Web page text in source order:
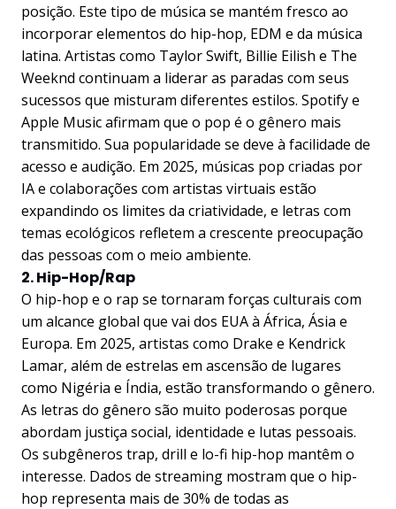
posição. Este tipo de música se mantém fresco ao
incorporar elementos do hip-hop, EDM e da música
latina. Artistas como Taylor Swift, Billie Eilish e The
Weeknd continuam a liderar as paradas com seus
sucessos que misturam diferentes estilos. Spotify e
Apple Music afirmam que o pop é o gênero mais
transmitido. Sua popularidade se deve à facilidade de
acesso e audição. Em 2025, músicas pop criadas por
IA e colaborações com artistas virtuais estão
expandindo os limites da criatividade, e letras com
temas ecológicos refletem a crescente preocupação
das pessoas com o meio ambiente.
2. Hip-Hop/Rap
O hip-hop e o rap se tornaram forças culturais com
um alcance global que vai dos EUA à África, Ásia e
Europa. Em 2025, artistas como Drake e Kendrick
Lamar, além de estrelas em ascensão de lugares
como Nigéria e Índia, estão transformando o gênero.
As letras do gênero são muito poderosas porque
abordam justiça social, identidade e lutas pessoais.
Os subgêneros trap, drill e lo-fi hip-hop mantêm o
interesse. Dados de streaming mostram que o hip-
hop representa mais de 30% de todas as